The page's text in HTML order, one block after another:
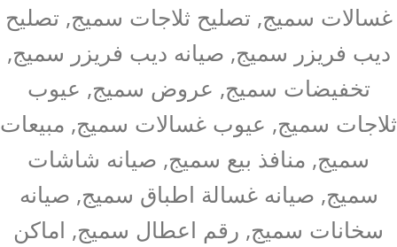
غسالات سميج, تصليح ثلاجات سميج, تصليح
ديب فريزر سميج, صيانه ديب فريزر سميج,
تخفيضات سميج, عروض سميج, عيوب
ثلاجات سميج, عيوب غسالات سميج, مبيعات
سميج, منافذ بيع سميج, صيانه شاشات
سميج, صيانه غسالة اطباق سميج, صيانه
سخانات سميج, رقم اعطال سميج, اماكن